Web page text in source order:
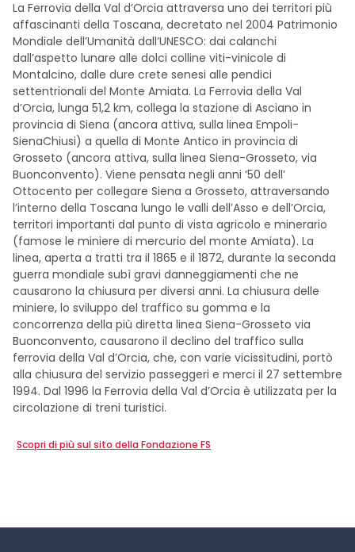
La Ferrovia della Val d’Orcia attraversa uno dei territori più
affascinanti della Toscana, decretato nel 2004 Patrimonio
Mondiale dell’Umanità dall’UNESCO: dai calanchi
dall’aspetto lunare alle dolci colline viti-vinicole di
Montalcino, dalle dure crete senesi alle pendici
settentrionali del Monte Amiata. La Ferrovia della Val
d’Orcia, lunga 51,2 km, collega la stazione di Asciano in
provincia di Siena (ancora attiva, sulla linea Empoli-
SienaChiusi) a quella di Monte Antico in provincia di
Grosseto (ancora attiva, sulla linea Siena-Grosseto, via
Buonconvento). Viene pensata negli anni ‘50 dell’
Ottocento per collegare Siena a Grosseto, attraversando
l’interno della Toscana lungo le valli dell’Asso e dell’Orcia,
territori importanti dal punto di vista agricolo e minerario
(famose le miniere di mercurio del monte Amiata). La
linea, aperta a tratti tra il 1865 e il 1872, durante la seconda
guerra mondiale subì gravi danneggiamenti che ne
causarono la chiusura per diversi anni. La chiusura delle
miniere, lo sviluppo del traffico su gomma e la
concorrenza della più diretta linea Siena-Grosseto via
Buonconvento, causarono il declino del traffico sulla
ferrovia della Val d’Orcia, che, con varie vicissitudini, portò
alla chiusura del servizio passeggeri e merci il 27 settembre
1994. Dal 1996 la Ferrovia della Val d’Orcia è utilizzata per la
circolazione di treni turistici.
Scopri di più sul sito della Fondazione FS